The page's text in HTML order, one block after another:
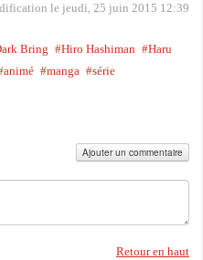
le jeudi, 25 juin 2015 12:39
Bring Hiro Hashiman
Haru
animé manga
série
Ajouter un commentaire
Retour en haut